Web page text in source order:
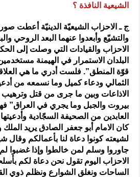
الشيعية النافذة ؟
ج ـ الاحزاب الشيعيّة الدينيّة أعطت
والتشيّع وأبعدوا عنهما البعد الروحي
الاحزاب والقيادات التي وصلت إلى
البلدان الاستمرار في الهيمنة
قوّة المنطق”. فلست أدري ما هي
الثمالي ودعاء كميل وما نسمعه من
الاذاعات وبين ما جرى من قتل
بيروت والجبل وما يجري في العراق”
العابدين من الصحيفة السجّادية
كان الامام أبو جعفر الصادق يريد
لشيعته كونوا دعاة لنا بأعمالكم وقال
جاوروا وسلم لمن خالطوا وإذا غضبوا لم
الاحزاب اليوم تقول نحن دعاة لكم
الساحات ونغلق الشوارع ونظلم ذوي